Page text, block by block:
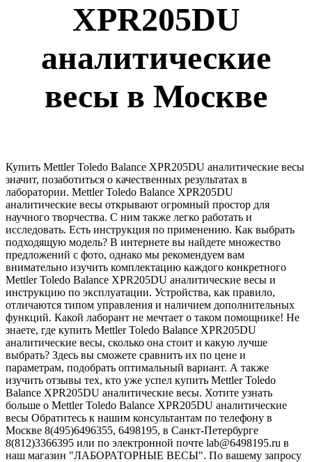
XPR205DU
аналитические
весы в Москве
Купить Mettler Toledo Balance XPR205DU аналитические весы
значит, позаботиться о качественных результатах в
лаборатории. Mettler Toledo Balance XPR205DU
аналитические весы открывают огромный простор для
научного творчества. С ним также легко работать и
исследовать. Есть инструкция по применению. Как выбрать
подходящую модель? В интернете вы найдете множество
предложений с фото, однако мы рекомендуем вам
внимательно изучить комплектацию каждого конкретного
Mettler Toledo Balance XPR205DU аналитические весы и
инструкцию по эксплуатации. Устройства, как правило,
отличаются типом управления и наличием дополнительных
функций. Какой лаборант не мечтает о таком помощнике! Не
знаете, где купить Mettler Toledo Balance XPR205DU
аналитические весы, сколько она стоит и какую лучше
выбрать? Здесь вы сможете сравнить их по цене и
параметрам, подобрать оптимальный вариант. А также
изучить отзывы тех, кто уже успел купить Mettler Toledo
Balance XPR205DU аналитические весы. Хотите узнать
больше о Mettler Toledo Balance XPR205DU аналитические
весы Обратитесь к нашим консультантам по телефону в
Москве 8(495)6496355, 6498195, в Санкт-Петербурге
8(812)3366395 или по электронной почте lab@6498195.ru в
наш магазин "ЛАБОРАТОРНЫЕ ВЕСЫ". По вашему запросу